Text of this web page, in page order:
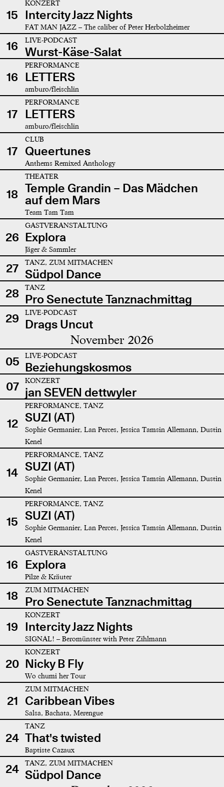
15
KONZERT
Intercity Jazz Nights
FAT MAN JAZZ – The caliber of Peter Herbolzheimer
16 LIVE-PODCAST
Wurst-Käse-Salat
16
PERFORMANCE
LETTERS
amburo/fleischlin
17
PERFORMANCE
LETTERS
amburo/fleischlin
17
CLUB
Queertunes
Anthems Remixed Anthology
18
THEATER
Temple Grandin – Das Mädchen
auf dem Mars
Team Tam Tam
26
GASTVERANSTALTUNG
Explora
Jäger & Sammler
27 TANZ, ZUM MITMACHEN
Südpol Dance
28
TANZ
Pro Senectute Tanznachmittag
29
LIVE-PODCAST
Drags Uncut
November 2026
05 LIVE-PODCAST
Beziehungskosmos
07
KONZERT
jan SEVEN dettwyler
12
PERFORMANCE, TANZ
SUZI (AT)
Sophie Germanier, Lan Perces, Jessica Tamsin Allemann, Dustin
Kenel
14
PERFORMANCE, TANZ
SUZI (AT)
Sophie Germanier, Lan Perces, Jessica Tamsin Allemann, Dustin
Kenel
15
PERFORMANCE, TANZ
SUZI (AT)
Sophie Germanier, Lan Perces, Jessica Tamsin Allemann, Dustin
Kenel
16
GASTVERANSTALTUNG
Explora
Pilze & Kräuter
18 ZUM MITMACHEN
Pro Senectute Tanznachmittag
19
KONZERT
Intercity Jazz Nights
SIGNAL! – Beromünster with Peter Zihlmann
20
KONZERT
Nicky B Fly
Wo chumi her Tour
21
ZUM MITMACHEN
Caribbean Vibes
Salsa, Bachata, Merengue
24
TANZ
That's twisted
Baptiste Cazaux
24 TANZ, ZUM MITMACHEN
Südpol Dance